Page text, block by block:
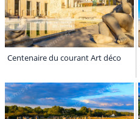
Centenaire du courant Art déco